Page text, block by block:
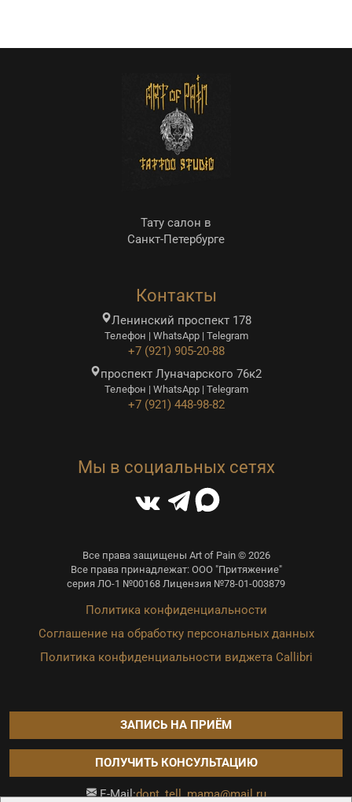
Тату салон в
Санкт-Петербурге
Контакты
Ленинский проспект 178
Телефон | WhatsApp | Telegram
+7 (921) 905-20-88
проспект Луначарского 76к2
Телефон | WhatsApp | Telegram
+7 (921) 448-98-82
Мы в социальных сетях
Все права защищены Art of Pain © 2026
Все права принадлежат: ООО "Притяжение"
серия ЛО-1 №00168 Лицензия №78-01-003879
Политика конфиденциальности
Соглашение на обработку персональных данных
Политика конфиденциальности виджета Callibri
ЗАПИСЬ НА ПРИЁМ
ПОЛУЧИТЬ КОНСУЛЬТАЦИЮ
E-Mail:dont_tell_mama@mail.ru